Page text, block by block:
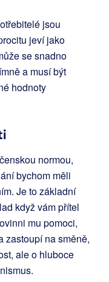
jsou
jeví jako
se snadno
a musí být
hodnoty
normou,
bychom měli
Je to základní
když vám přítel
mu pomoci,
zastoupí na směně,
ale o hluboce